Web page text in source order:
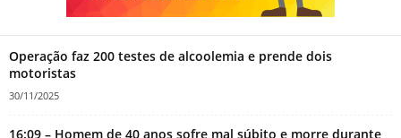
Operação faz 200 testes de alcoolemia e prende dois
motoristas
30/11/2025
16:09 – Homem de 40 anos sofre mal súbito e morre durante